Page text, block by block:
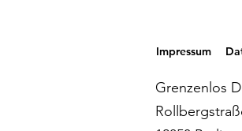
Impressum
Grenzenlos